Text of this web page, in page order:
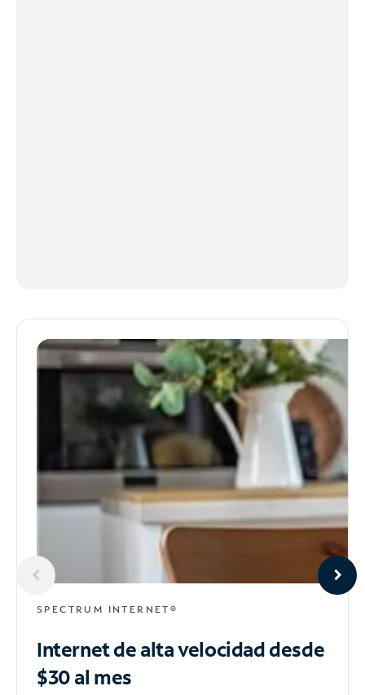
SPECTRUM INTERNET®
Internet de alta velocidaddesde
$30 al mes